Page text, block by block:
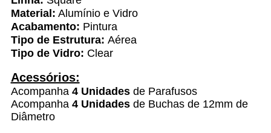
Material: Alumínio e Vidro
Acabamento: Pintura
Tipo de Estrutura: Aérea
Tipo de Vidro: Clear
Acessórios:
Acompanha 4 Unidadesde Parafusos
Acompanha 4 Unidadesde Buchas de 12mm de
Diâmetro